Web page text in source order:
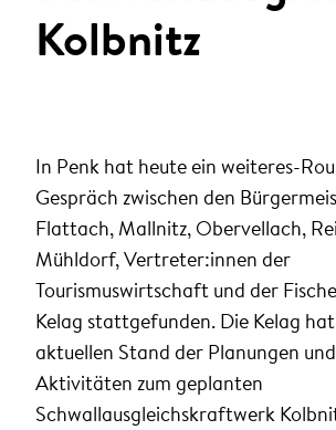
ANMELDEN
Kolbnitz
In Penk hat heute ein weiteres-
Gespräch zwischen den
Flattach, Mallnitz, Obervellach,
Mühldorf, Vertreter:innen der
Tourismuswirtschaft und der
Kelag stattgefunden. Die Kelag
aktuellen Stand der Planungen
Aktivitäten zum geplanten
Schwallausgleichskraftwerk